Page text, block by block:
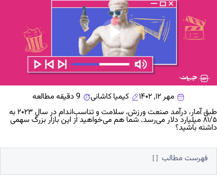
مهر ۱۲, ۱۴۰۲ کیمیا کاشانی
9 دقیقه مطالعه
طبقآمار، درآمد صنعت ورزش، سلامت و تناسب‌اندام در سال ۲۰۲۳ به
۸۱/۵ میلیارد دلار می‌رسد. شما هم می‌خواهید از این بازار بزرگ سهمی
داشته باشید؟
فهرست مطالب